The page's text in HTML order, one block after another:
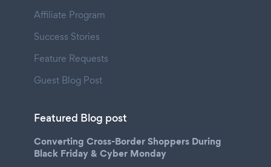
Affiliate Program
Success Stories
Feature Requests
Guest Blog Post
Featured Blog post
Converting Cross-Border Shoppers During
Black Friday & Cyber Monday